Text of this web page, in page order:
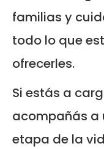
familias y
todo lo que
ofrecerles.
Si estás a
acompañás a
etapa de la